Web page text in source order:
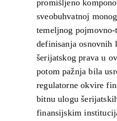
promišljeno
sveobuhvatnoj
temeljnog
definisanja osnovnih
šerijatskog prava u
potom pažnja bila
regulatorne okvire
bitnu ulogu
finansijskim